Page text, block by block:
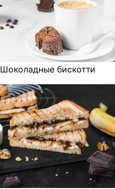
Шоколадные бискотти